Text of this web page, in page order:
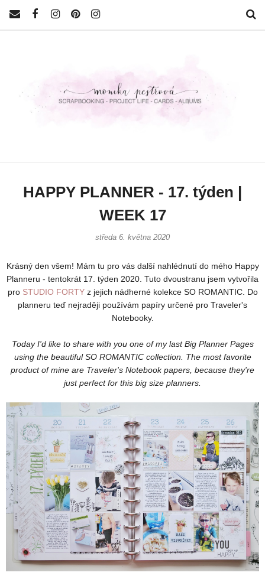
HAPPY PLANNER - 17. týden |
WEEK 17
středa 6. května 2020
Krásný den všem! Mám tu pro vás další nahlédnutí do mého Happy
Planneru - tentokrát 17. týden 2020. Tuto dvoustranu jsem vytvořila
pro STUDIO FORTYz jejich nádherné kolekce SO ROMANTIC. Do
planneru teď nejraději používám papíry určené pro Traveler's
Notebooky.
Today I'd like to share with you one of my last Big Planner Pages
using the beautiful SO ROMANTIC collection. The most favorite
product of mine are Traveler's Notebook papers, because they're
just perfect for this big size planners.